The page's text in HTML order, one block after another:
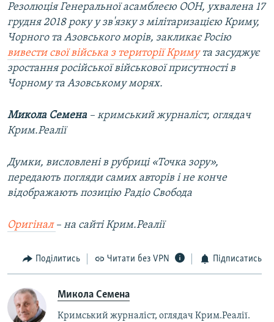
Резолюція Генеральної асамблеєю ООН, ухвалена 17
грудня 2018 року у зв'язку з мілітаризацією Криму,
Чорного та Азовського морів, закликає Росію
вивести свої війська з території Кримута засуджує
зростання російської військової присутності в
Чорному та Азовському морях.
Микола Семена – кримський журналіст, оглядач
Крим.Реалії
Думки, висловлені в рубриці «Точка зору»,
передають погляди самих авторів і не конче
відображають позицію Радіо Свобода
Оригінал – на сайті Крим.Реалії
Поділитись Читати без VPN Підписатись
Микола Семена
Кримський журналіст, оглядач Крим.Реалії.